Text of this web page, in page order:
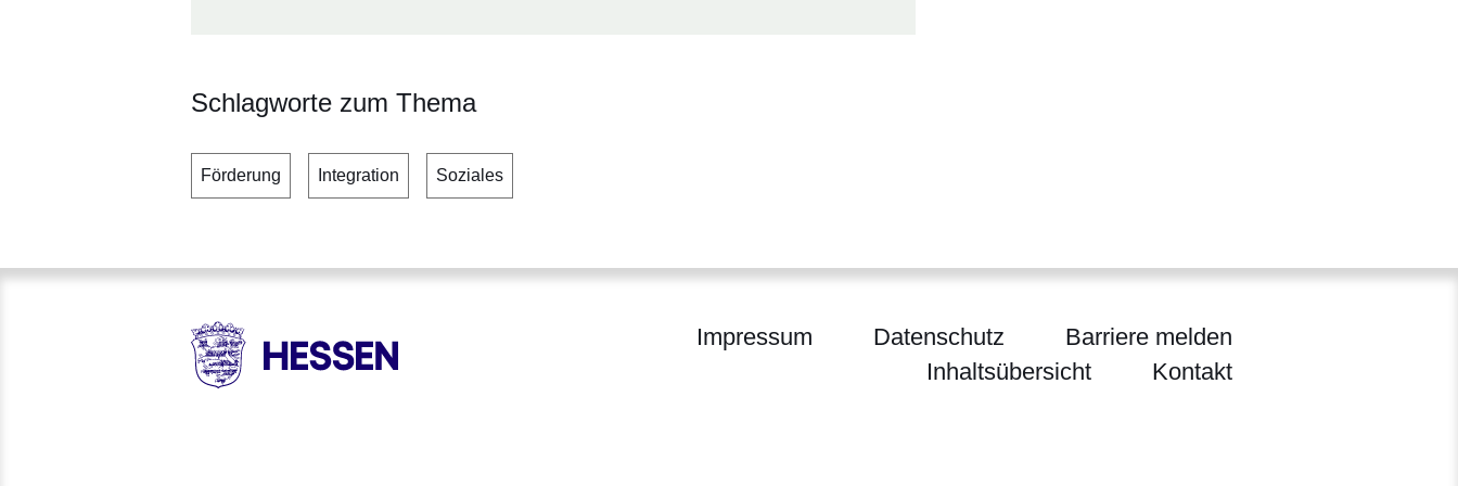
Schlagworte zum Thema
Förderung Integration Soziales
Impressum Datenschutz
Barriere melden
Inhaltsübersicht
Kontakt